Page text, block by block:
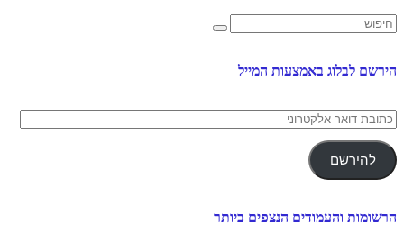
הירשם לבלוג באמצעות המייל
כתובת
אלקטרוני
להירשם
הרשומות והעמודים הנצפים ביותר